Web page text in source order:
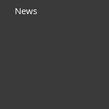
News